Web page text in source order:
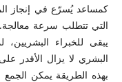
كمساعد يُسرّع في إنجاز
التي تتطلب سرعة
يبقى للخبراء البشريين،
البشري لا يزال الأقدر
بهذه الطريقة يمكن الجمع